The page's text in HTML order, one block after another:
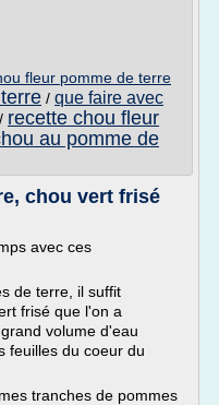
fleur pomme de terre
/ que faire avec
/ recette chou fleur
au pomme de
chou vert frisé
avec ces
de terre, il suffit
frisé que l'on a
volume d'eau
feuilles du coeur du
tranches de pommes